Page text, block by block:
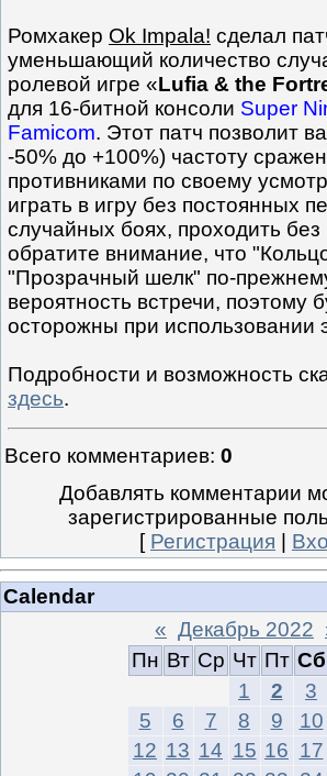
Ромхакер Ok Impala! сделал
уменьшающий количество
ролевой игре «Lufia & the
для 16-битной консоли Super
Famicom. Этот патч позволит
-50% до +100%) частоту
противниками по своему
играть в игру без постоянных
случайных боях, проходить
обратите внимание, что
"Прозрачный шелк" по-
вероятность встречи, поэтому
осторожны при использовании
Подробности и возможность
здесь.
Всего комментариев: 0
Добавлять комментарии
зарегистрированные
[ Регистрация
Calendar
« Декабрь 2022
Пн Вт Ср Чт Пт Сб
1
2 3
5
6 7 8 9 10
12 13 14 15 16 17